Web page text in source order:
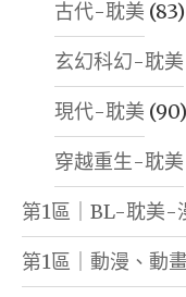
古代-耽美 (83)
玄幻科幻-耽美
現代-耽美 (90)
穿越重生-耽美
第1區｜BL-耽美-
第1區｜動漫、動畫